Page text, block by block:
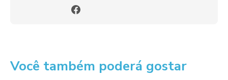
Você também poderá gostar